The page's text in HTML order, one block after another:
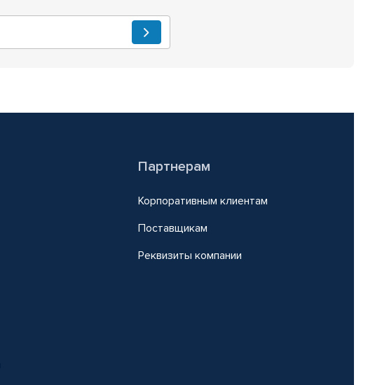
Партнерам
Корпоративным клиентам
Поставщикам
Реквизиты компании